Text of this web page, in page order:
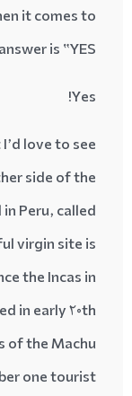
it comes to
is “YES”!
Yes!
love to see
side of the
Peru, called
virgin site is
the Incas in
in early 20th
of the Machu
one tourist